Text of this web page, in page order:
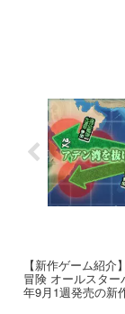
【新作ゲーム紹
冒険 オールスタ
年9月1週発売の新